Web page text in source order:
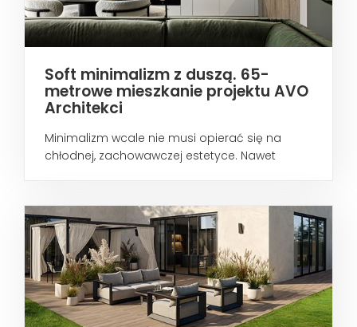
Soft minimalizm z duszą. 65-
metrowe mieszkanie projektu AVO
Architekci
Minimalizm wcale nie musi opierać się na
chłodnej, zachowawczej estetyce. Nawet